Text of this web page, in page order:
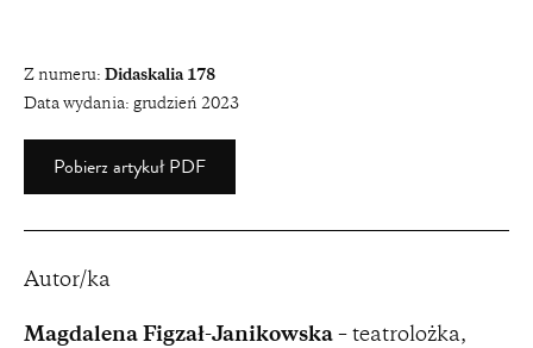
Z numeru: Didaskalia 178
Data wydania: grudzień 2023
Pobierz artykuł PDF
Autor/ka
Magdalena Figzał-Janikowska – teatrolożka,